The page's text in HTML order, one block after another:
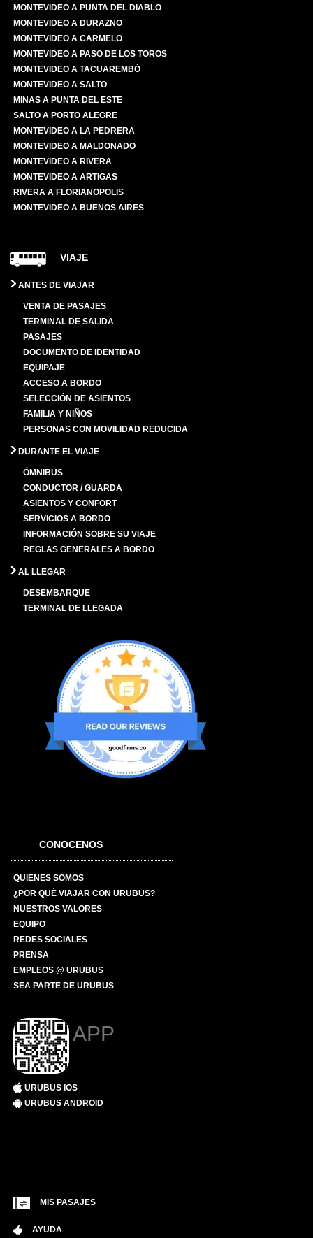
MONTEVIDEO A PUNTA DEL DIABLO
MONTEVIDEO A DURAZNO
MONTEVIDEO A CARMELO
MONTEVIDEO A PASO DE LOS TOROS
MONTEVIDEO A TACUAREMBÓ
MONTEVIDEO A SALTO
MINAS A PUNTA DEL ESTE
SALTO A PORTO ALEGRE
MONTEVIDEO A LA PEDRERA
MONTEVIDEO A MALDONADO
MONTEVIDEO A RIVERA
MONTEVIDEO A ARTIGAS
RIVERA A FLORIANOPOLIS
MONTEVIDEO A BUENOS AIRES
VIAJE
ANTES DE VIAJAR
VENTA DE PASAJES
TERMINAL DE SALIDA
PASAJES
DOCUMENTO DE IDENTIDAD
EQUIPAJE
ACCESO A BORDO
SELECCIÓN DE ASIENTOS
FAMILIA Y NIÑOS
PERSONAS CON MOVILIDAD REDUCIDA
DURANTE EL VIAJE
ÓMNIBUS
CONDUCTOR / GUARDA
ASIENTOS Y CONFORT
SERVICIOS A BORDO
INFORMACIÓN SOBRE SU VIAJE
REGLAS GENERALES A BORDO
AL LLEGAR
DESEMBARQUE
TERMINAL DE LLEGADA
CONOCENOS
QUIENES SOMOS
¿POR QUÉ VIAJAR CON URUBUS?
NUESTROS VALORES
EQUIPO
REDES SOCIALES
PRENSA
EMPLEOS @ URUBUS
SEA PARTE DE URUBUS
APP
URUBUS IOS
URUBUS ANDROID
MIS PASAJES
AYUDA